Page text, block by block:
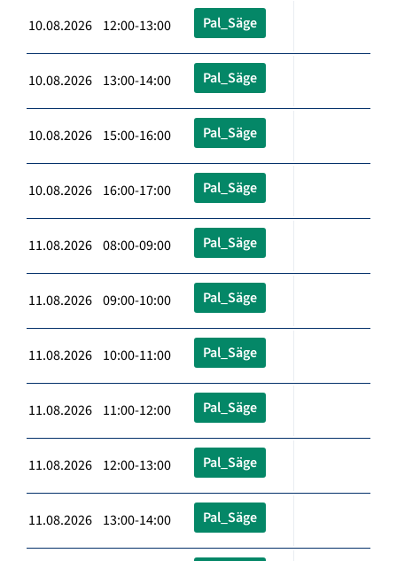
10.08.2026 12:00-13:00 Pal_Säge
10.08.2026 13:00-14:00 Pal_Säge
10.08.2026 15:00-16:00 Pal_Säge
10.08.2026 16:00-17:00 Pal_Säge
11.08.2026 08:00-09:00 Pal_Säge
11.08.2026 09:00-10:00 Pal_Säge
11.08.2026 10:00-11:00 Pal_Säge
11.08.2026 11:00-12:00 Pal_Säge
11.08.2026 12:00-13:00 Pal_Säge
11.08.2026 13:00-14:00 Pal_Säge